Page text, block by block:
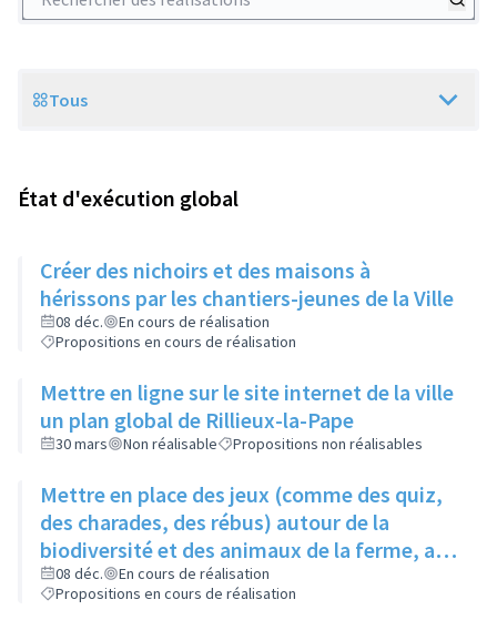
Scope
Tous
État d'exécution global
Créer des nichoirs et des maisons à
hérissons par les chantiers-jeunes de la Ville
08 déc.
En cours de réalisation
Propositions en cours de réalisation
Mettre en ligne sur le site internet de la ville
un plan global de Rillieux-la-Pape
30 mars Non réalisable Propositions non réalisables
Mettre en place des jeux (comme des quiz,
des charades, des rébus) autour de la
biodiversité et des animaux de la ferme, au
niveau de la ferme pédagogique du parc
linéaire urbain
08 déc.
En cours de réalisation
Propositions en cours de réalisation